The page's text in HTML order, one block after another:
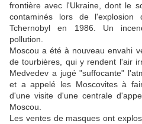
frontière avec l'Ukraine, dont le
contaminés lors de
Tchernobyl en 1986. Un
pollution.
Moscou a été à nouveau envahi
de tourbières, qui y rendent l'air
Medvedev a jugé "suffocante"
et a appelé les Moscovites à
d'une visite d'une centrale
Moscou.
Les ventes de masques ont